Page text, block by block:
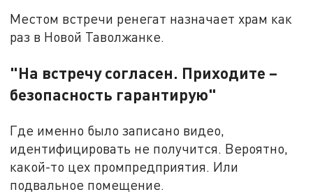
Местом встречи ренегат назначает храм как
раз в Новой Таволжанке.
"На встречу согласен. Приходите –
безопасность гарантирую"
Где именно было записано видео,
идентифицировать не получится. Вероятно,
какой-то цех промпредприятия. Или
подвальное помещение.